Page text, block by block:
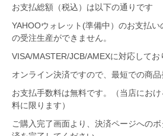
お支払総額（税込）は以下の通りです
YAHOOウォレット(準備中）のお支払
の受注生産ができません。
VISA/MASTER/JCB/AMEXに対応してお
オンライン決済ですので、最短での商品
お支払手数料は無料です。（当店にお
料に限ります）
ご購入完了画面より、決済ページへの